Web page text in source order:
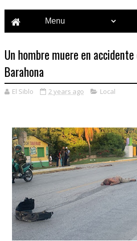
Un hombre muere en
Barahona
El Siblo 2 years ago Local